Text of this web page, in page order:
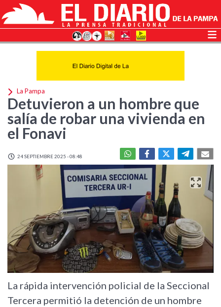
La Pampa
Detuvieron a un hombre que
salía de robar una vivienda en
el Fonavi
24 SEPTIEMBRE 2025 - 08:48
La rápida intervención policial de la Seccional
Tercera permitió la detención de un hombre